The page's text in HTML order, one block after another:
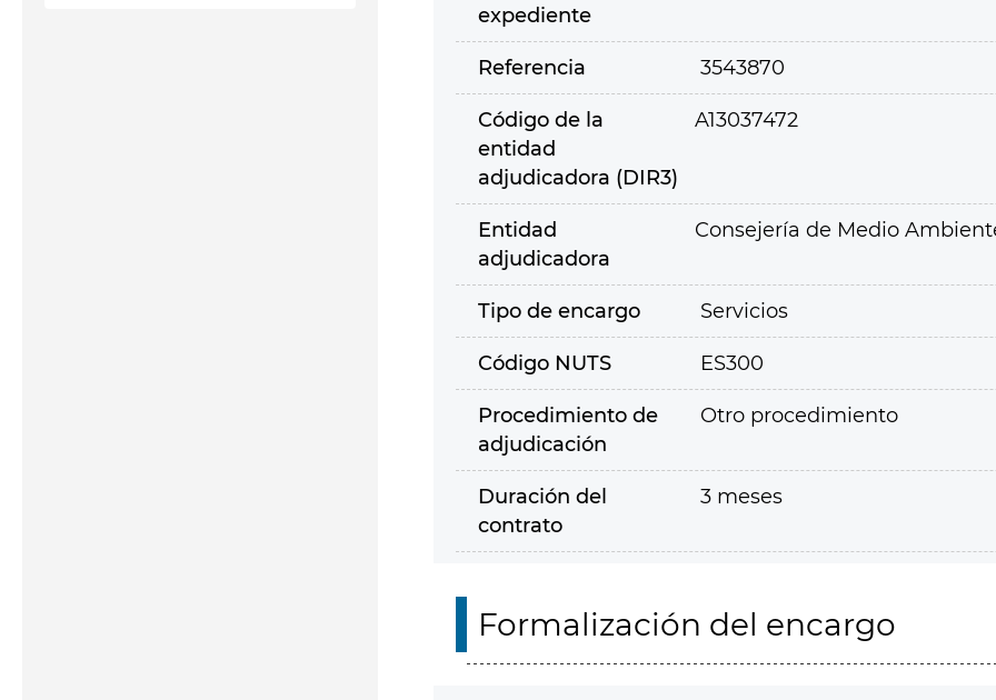
expediente
Referencia 3543870
Código de la
entidad
adjudicadora (DIR3)
A13037472
Entidad
adjudicadora
Consejería de Medio
Tipo de encargo Servicios
Código NUTS ES300
Procedimiento de
adjudicación
Otro procedimiento
Duración del
contrato
3 meses
Formalización del encargo